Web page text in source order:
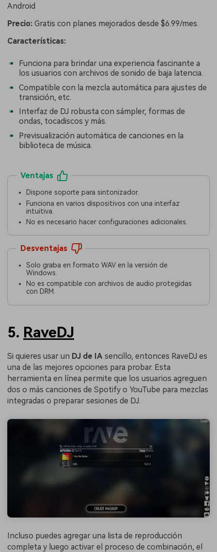
Android
Precio: Gratis con planes mejorados desde $6.99/mes.
Características:
Funciona para brindar una experiencia fascinante a
los usuarios con archivos de sonido de baja latencia.
Compatible con la mezcla automática para ajustes de
transición, etc.
Interfaz de DJ robusta con sámpler, formas de
ondas, tocadiscos y más.
Previsualización automática de canciones en la
biblioteca de música.
Ventajas
Dispone soporte para sintonizador.
Funciona en varios dispositivos con una interfaz
intuitiva.
No es necesario hacer configuraciones adicionales.
Desventajas
Solo graba en formato WAV en la versión de
Windows.
No es compatible con archivos de audio protegidas
con DRM.
5. RaveDJ
Si quieres usar un DJ de IA sencillo, entonces RaveDJ es
una de las mejores opciones para probar. Esta
herramienta en línea permite que los usuarios agreguen
dos o más canciones de Spotify o YouTube para mezclas
integradas o preparar sesiones de DJ.
Incluso puedes agregar una lista de reproducción
completa y luego activar el proceso de combinación, el